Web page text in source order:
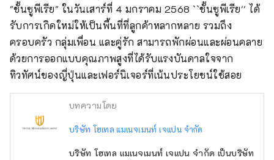
"ชั้นซูพีเรีย" ในวันเสาร์ที่ 4 มกราคม 2568 ``ชั้นซูพีเรีย'' ได้
รับการเกิดใหม่ให้เป็นพื้นที่ที่ลูกค้าหลากหลาย รวมถึง
ครอบครัว กลุ่มเพื่อน และคู่รัก สามารถพักผ่อนและผ่อนคลาย
ด้วยการออกแบบคุณภาพสูงที่ได้รับแรงบันดาลใจจาก
ทิวทัศน์ของญี่ปุ่นและเฟอร์นิเจอร์ที่เน้นประโยชน์ใช้สอย
บทความโดย
บริษัท โฮเทล แมเนจเมนท์ เจแปน จำกัด
บริษัท โฮเทล แมเนจเมนท์ เจแปน จำกัด เป็นบริษัท